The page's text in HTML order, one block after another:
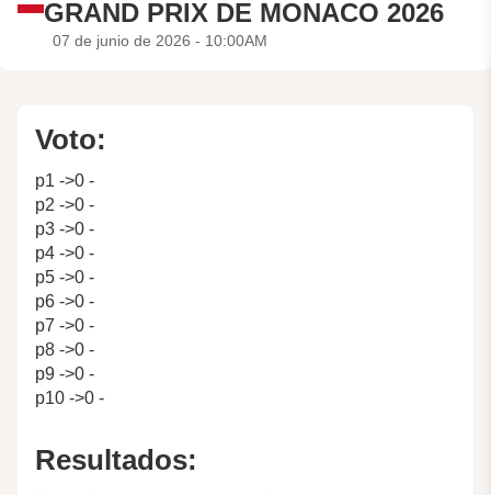
GRAND PRIX DE MONACO 2026
07 de junio de 2026 - 10:00AM
Voto:
p1 ->0 -
p2 ->0 -
p3 ->0 -
p4 ->0 -
p5 ->0 -
p6 ->0 -
p7 ->0 -
p8 ->0 -
p9 ->0 -
p10 ->0 -
Resultados: